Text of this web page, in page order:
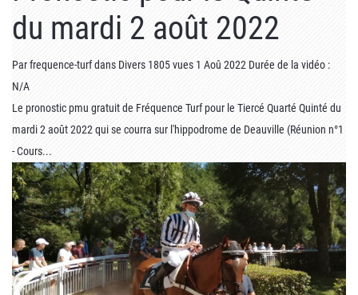
du mardi 2 août 2022
Parfrequence-turfdans Divers 1805 vues 1 Aoû 2022 Durée de la vidéo :
N/A
Le pronostic pmu gratuit de Fréquence Turf pour le Tiercé Quarté Quinté du
mardi 2 août 2022 qui se courra sur l'hippodrome de Deauville (Réunion n°1
- Cours...